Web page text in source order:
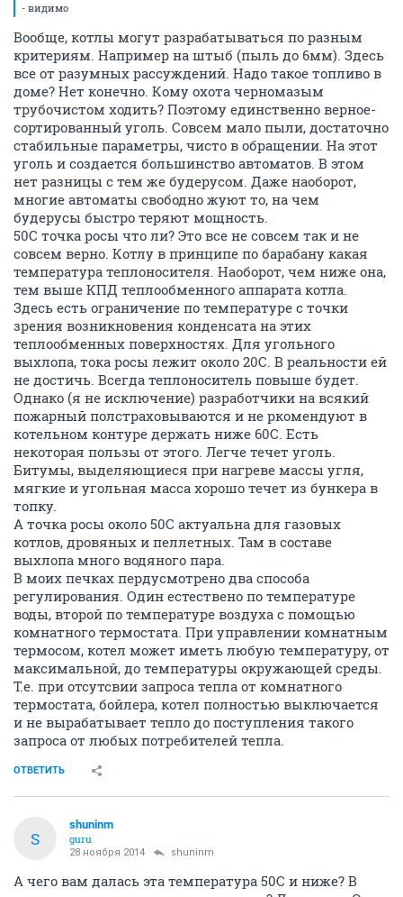
- видимо
Вообще, котлы могут разрабатываться по разным
критериям. Например на штыб (пыль до 6мм). Здесь
все от разумных рассуждений. Надо такое топливо в
доме? Нет конечно. Кому охота черномазым
трубочистом ходить? Поэтому единственно верное-
сортированный уголь. Совсем мало пыли, достаточно
стабильные параметры, чисто в обращении. На этот
уголь и создается большинство автоматов. В этом
нет разницы с тем же будерусом. Даже наоборот,
многие автоматы свободно жуют то, на чем
будерусы быстро теряют мощность.
50С точка росы что ли? Это все не совсем так и не
совсем верно. Котлу в принципе по барабану какая
температура теплоносителя. Наоборот, чем ниже она,
тем выше КПД теплообменного аппарата котла.
Здесь есть ограничение по температуре с точки
зрения возникновения конденсата на этих
теплообменных поверхностях. Для угольного
выхлопа, тока росы лежит около 20С. В реальности ей
не достичь. Всегда теплоноситель повыше будет.
Однако (я не исключение) разработчики на всякий
пожарный полстраховываются и не ркомендуют в
котельном контуре держать ниже 60С. Есть
некоторая пользы от этого. Легче течет уголь.
Битумы, выделяющиеся при нагреве массы угля,
мягкие и угольная масса хорошо течет из бункера в
топку.
А точка росы около 50С актуальна для газовых
котлов, дровяных и пеллетных. Там в составе
выхлопа много водяного пара.
В моих печках пердусмотрено два способа
регулирования. Один естествено по температуре
воды, второй по температуре воздуха с помощью
комнатного термостата. При управлении комнатным
термосом, котел может иметь любую температуру, от
максимальной, до температуры окружающей среды.
Т.е. при отсутсвии запроса тепла от комнатного
термостата, бойлера, котел полностью выключается
и не вырабатывает тепло до поступления такого
запроса от любых потребителей тепла.
ОТВЕТИТЬ
S
shuninm
guru
28 ноября 2014 shuninm
А чего вам далась эта температура 50С и ниже? В